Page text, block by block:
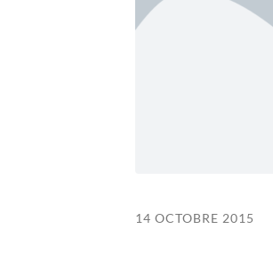
14 OCTOBRE 2015